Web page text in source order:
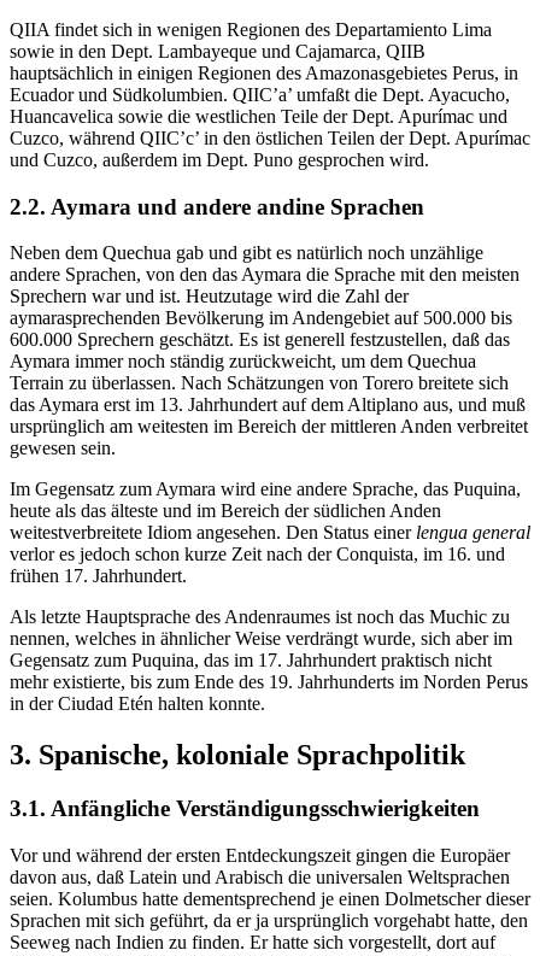
QIIA findet sich in wenigen Regionen des Departamiento Lima
sowie in den Dept. Lambayeque und Cajamarca, QIIB
hauptsächlich in einigen Regionen des Amazonasgebietes Perus, in
Ecuador und Südkolumbien. QIIC’a’ umfaßt die Dept. Ayacucho,
Huancavelica sowie die westlichen Teile der Dept. Apurímac und
Cuzco, während QIIC’c’ in den östlichen Teilen der Dept. Apurímac
und Cuzco, außerdem im Dept. Puno gesprochen wird.
2.2. Aymara und andere andine Sprachen
Neben dem Quechua gab und gibt es natürlich noch unzählige
andere Sprachen, von den das Aymara die Sprache mit den meisten
Sprechern war und ist. Heutzutage wird die Zahl der
aymarasprechenden Bevölkerung im Andengebiet auf 500.000 bis
600.000 Sprechern geschätzt. Es ist generell festzustellen, daß das
Aymara immer noch ständig zurückweicht, um dem Quechua
Terrain zu überlassen. Nach Schätzungen von Torero breitete sich
das Aymara erst im 13. Jahrhundert auf dem Altiplano aus, und muß
ursprünglich am weitesten im Bereich der mittleren Anden verbreitet
gewesen sein.
Im Gegensatz zum Aymara wird eine andere Sprache, das Puquina,
heute als das älteste und im Bereich der südlichen Anden
weitestverbreitete Idiom angesehen. Den Status einer lengua general
verlor es jedoch schon kurze Zeit nach der Conquista, im 16. und
frühen 17. Jahrhundert.
Als letzte Hauptsprache des Andenraumes ist noch das Muchic zu
nennen, welches in ähnlicher Weise verdrängt wurde, sich aber im
Gegensatz zum Puquina, das im 17. Jahrhundert praktisch nicht
mehr existierte, bis zum Ende des 19. Jahrhunderts im Norden Perus
in der Ciudad Etén halten konnte.
3. Spanische, koloniale Sprachpolitik
3.1. Anfängliche Verständigungsschwierigkeiten
Vor und während der ersten Entdeckungszeit gingen die Europäer
davon aus, daß Latein und Arabisch die universalen Weltsprachen
seien. Kolumbus hatte dementsprechend je einen Dolmetscher dieser
Sprachen mit sich geführt, da er ja ursprünglich vorgehabt hatte, den
Seeweg nach Indien zu finden. Er hatte sich vorgestellt, dort auf